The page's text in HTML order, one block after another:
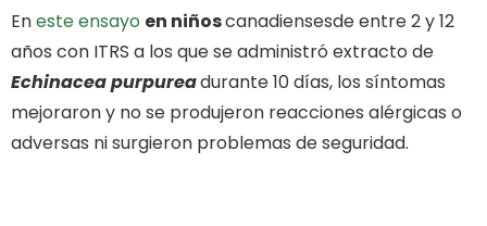
Enesteensayo en niñoscanadiensesde entre 2 y 12
años con ITRS a los que se administró extracto de
Echinacea purpureadurante 10 días, los síntomas
mejoraron y no se produjeron reacciones alérgicas o
adversas ni surgieron problemas de seguridad.